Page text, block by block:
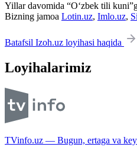
Yillar davomida “O‘zbek tili
Bizning jamoa Lotin.uz, Imlo.uz,
Batafsil Izoh.uz loyihasi haqida
Loyihalarimiz
TVinfo.uz — Bugun, ertaga va